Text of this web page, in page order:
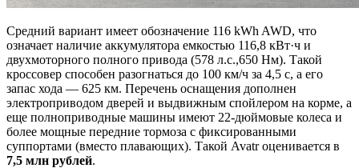
Средний вариант имеет обозначение 116 kWh AWD, что
означает наличие аккумулятора емкостью 116,8 кВт·ч и
двухмоторного полного привода (578 л.с.,650 Нм). Такой
кроссовер способен разогнаться до 100 км/ч за 4,5 с, а его
запас хода — 625 км. Перечень оснащения дополнен
электроприводом дверей и выдвижным спойлером на корме, а
еще полноприводные машины имеют 22-дюймовые колеса и
более мощные передние тормоза с фиксированными
суппортами (вместо плавающих). Такой Avatr оценивается в
7,5 млн рублей.